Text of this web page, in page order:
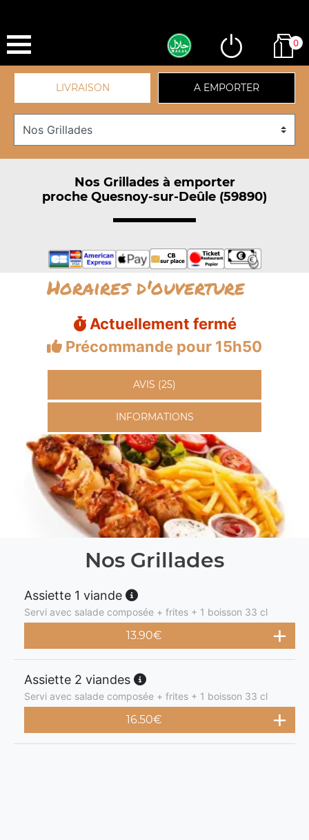
0
LIVRAISON A EMPORTER
Nos Grillades à emporter
proche Quesnoy-sur-Deûle (59890)
Horaires d'ouverture
Actuellement fermé
Précommande pour 15h50
AVIS (25)
INFORMATIONS
Nos Grillades
Assiette 1 viande
Servi avec salade composée + frites + 1 boisson 33 cl
13.90€
Assiette 2 viandes
Servi avec salade composée + frites + 1 boisson 33 cl
16.50€